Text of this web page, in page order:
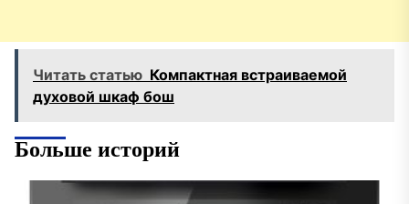
Читать статью Компактная встраиваемой
духовой шкаф бош
Больше историй